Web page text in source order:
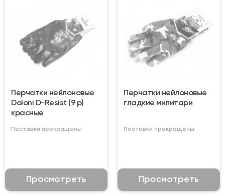
Перчатки нейлоновые
Doloni D-Resist (9 р)
красные
Поставки прекращены
Просмотреть
Перчатки нейлоновые
гладкие милитари
Поставки прекращены
Просмотреть